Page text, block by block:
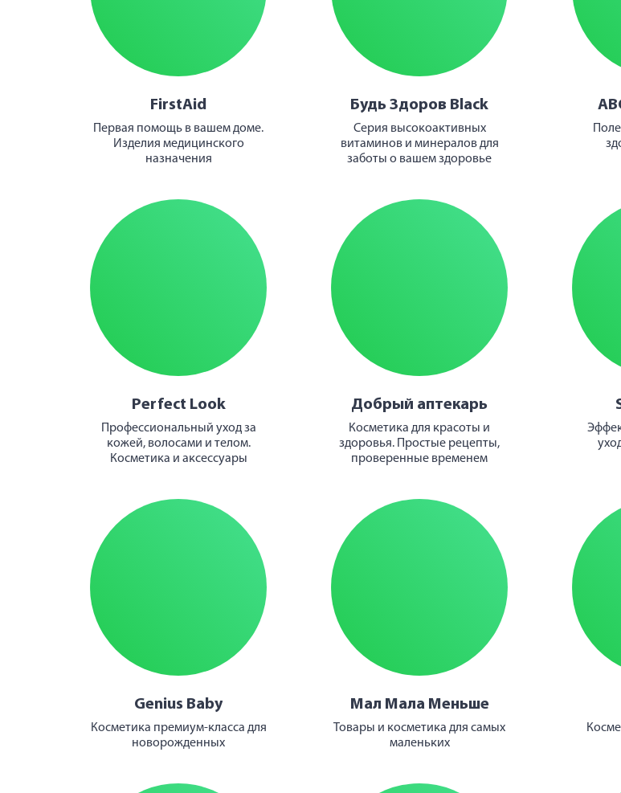
FirstAid
Первая помощь в вашем доме.
Изделия медицинского
назначения
Будь Здоров Black
Серия высокоактивных
витаминов и минералов для
заботы о вашем здоровье
Perfect Look
Профессиональный уход за
кожей, волосами и телом.
Косметика и аксессуары
Добрый аптекарь
Косметика для красоты и
здоровья. Простые рецепты,
проверенные временем
Genius Baby
Косметика премиум-класса для
новорожденных
Мал Мала Меньше
Товары и косметика для самых
маленьких